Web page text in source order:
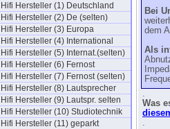
Hifi Hersteller (1) Deutschland
Hifi Hersteller (2) De (selten)
Hifi Hersteller (3) Europa
Hifi Hersteller (4) International
Hifi Hersteller (5) Internat.(selten)
Hifi Hersteller (6) Fernost
Hifi Hersteller (7) Fernost (selten)
Hifi Hersteller (8) Lautsprecher
Hifi Hersteller (9) Lautspr. selten
Hifi Hersteller (10) Studiotechnik
Hifi Hersteller (11) geparkt
Bei
dem
Als
.
Was
.